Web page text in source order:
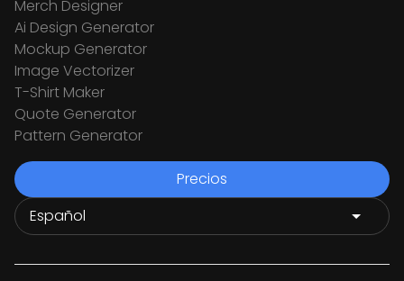
Merch Designer
Ai Design Generator
Mockup Generator
Image Vectorizer
T-Shirt Maker
Quote Generator
Pattern Generator
Precios